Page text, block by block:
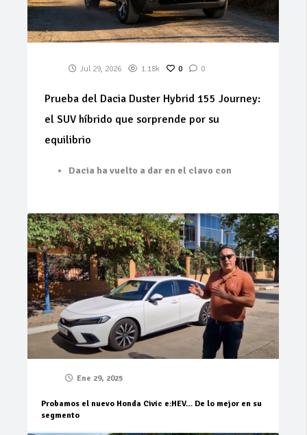
Jul 29, 2026 1.18k 0 0
Prueba del Dacia Duster Hybrid 155 Journey:
el SUV híbrido que sorprende por su
equilibrio
Dacia ha vuelto a dar en el clavo con
Ene 29, 2025
Probamos el nuevo Honda Civic e:HEV… De lo mejor en su
segmento